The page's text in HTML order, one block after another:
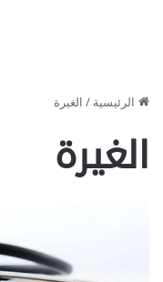
الرئيسية/الغيرة
الغيرة